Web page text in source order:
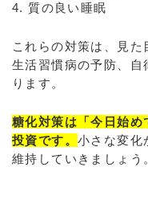
4. 質の良い睡眠
これらの対策は、見た
生活習慣病の予防、
ります。
糖化対策は「今日始め
投資です。 小さな変化
維持していきましょう